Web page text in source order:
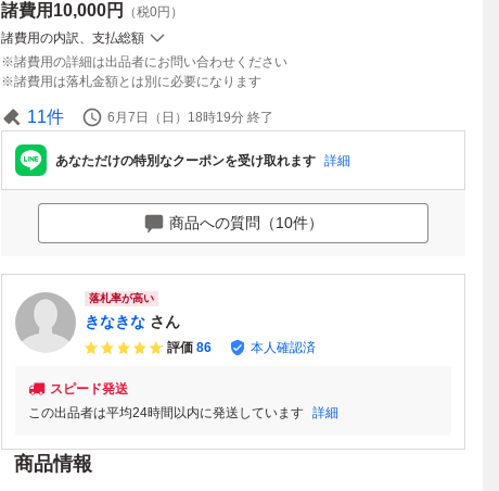
諸費用 10,000円
（税0円）
諸費用の内訳、支払総額
諸費用の詳細は出品者にお問い合わせください
諸費用は落札金額とは別に必要になります
11件 6月7日（日）18時19分 終了
あなただけの特別なクーポンを受け取れます 詳細
商品への質問（10件）
落札率が高い
きなきな さん
評価 86 本人確認済
スピード発送
この出品者は平均24時間以内に発送しています 詳細
商品情報